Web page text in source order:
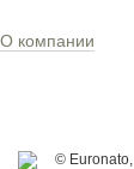
О компании
© Euronato,